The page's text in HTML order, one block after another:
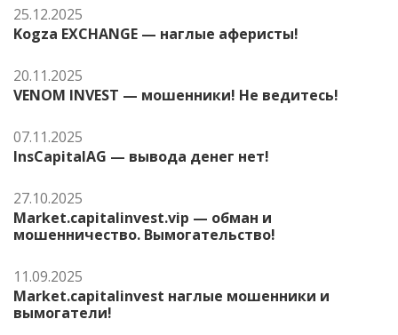
25.12.2025
Kogza EXCHANGE — наглые аферисты!
20.11.2025
VENOM INVEST — мошенники! Не ведитесь!
07.11.2025
InsCapitalAG — вывода денег нет!
27.10.2025
Market.capitalinvest.vip — обман и
мошенничество. Вымогательство!
11.09.2025
Market.capitalinvest наглые мошенники и
вымогатели!